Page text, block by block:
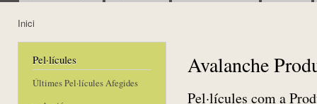
Inici
Pel·lícules
Últimes Pel·lícules Afegides
Avalanche
Pel·lícules com a